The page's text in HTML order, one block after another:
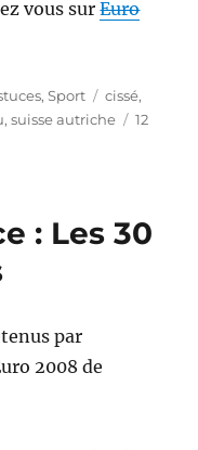
vous surEuro
,Sport Étiquettes
cissé,
,suisse autriche
12
: Les 30
par
2008 de